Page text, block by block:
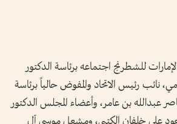
للشطرنج اجتماعه برئاسة الدكتور
نائب رئيس الاتحاد والمفوض حالياً برئاسة
عبدالله بن عامر، وأعضاء المجلس الدكتور